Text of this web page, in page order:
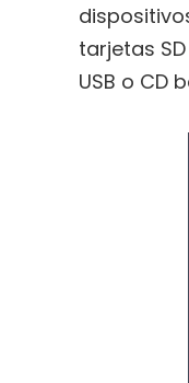
tarjetas
USB o CD